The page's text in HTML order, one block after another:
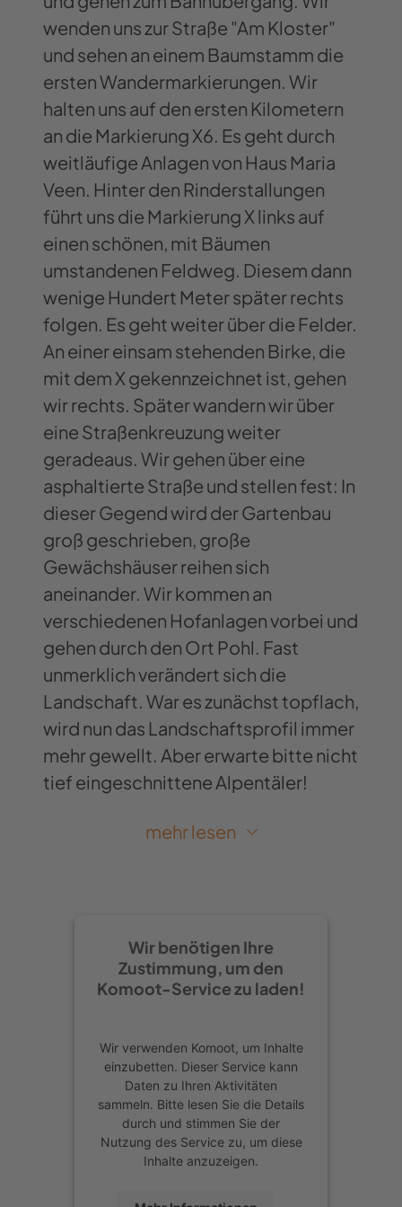
wenden uns zur Straße "Am Kloster"
und sehen an einem Baumstamm die
ersten Wandermarkierungen. Wir
halten uns auf den ersten Kilometern
an die Markierung X6. Es geht durch
weitläufige Anlagen von Haus Maria
Veen. Hinter den Rinderstallungen
führt uns die Markierung X links auf
einen schönen, mit Bäumen
umstandenen Feldweg. Diesem dann
wenige Hundert Meter später rechts
folgen. Es geht weiter über die Felder.
An einer einsam stehenden Birke, die
mit dem X gekennzeichnet ist, gehen
wir rechts. Später wandern wir über
eine Straßenkreuzung weiter
geradeaus. Wir gehen über eine
asphaltierte Straße und stellen fest: In
dieser Gegend wird der Gartenbau
groß geschrieben, große
Gewächshäuser reihen sich
aneinander. Wir kommen an
verschiedenen Hofanlagen vorbei und
gehen durch den Ort Pohl. Fast
unmerklich verändert sich die
Landschaft. War es zunächst topflach,
wird nun das Landschaftsprofil immer
mehr gewellt. Aber erwarte bitte nicht
tief eingeschnittene Alpentäler!
Hinter Pohl geht es erst über eine
Hinweistafeln, die auf militärisches
Sperrgebiet hinweisen. Schieß- und
nicht stören beim Schießen und Üben,
sodass wir brav auf unserem X-Weg
bleiben. Hinter einer größeren
Lichtung biegt der X6-Weg links ab
und wir erreichen nach einigen
hundert Metern auf der rechten Hand
eine Wacholderheide mit
mehr lesen
Wir benötigen Ihre
Zustimmung, um den
Komoot-Service zu laden!
Wir verwenden Komoot, um Inhalte
einzubetten. Dieser Service kann
Daten zu Ihren Aktivitäten
sammeln. Bitte lesen Sie die Details
durch und stimmen Sie der
Nutzung des Service zu, um diese
Inhalte anzuzeigen.